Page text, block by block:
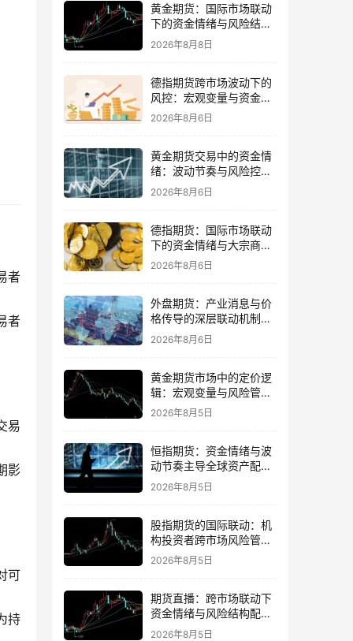
者
者
易
影
可
持
黄金期货：国际市场联动
下的资金情绪与风险结构
观察
2026年8月8日
德指期货跨市场波动下的
风控：宏观变量与资金情
绪再平衡
2026年8月6日
黄金期货交易中的资金情
绪：波动节奏与风险控制
的平衡
2026年8月6日
德指期货：国际市场联动
下的资金情绪与大宗商品
传导
2026年8月6日
外盘期货：产业消息与价
格传导的深层联动机制与
交易策略
2026年8月6日
黄金期货市场中的定价逻
辑：宏观变量与风险管理
策略并重
2026年8月5日
恒指期货：资金情绪与波
动节奏主导全球资产配置
的思路
2026年8月5日
股指期货的国际联动：机
构投资者跨市场风险管理
策略
2026年8月5日
期货直播：跨市场联动下
资金情绪与风险结构配置
逻辑
2026年8月5日